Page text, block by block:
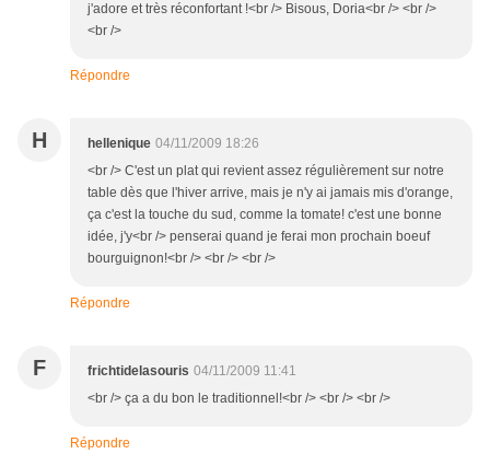
j'adore et très réconfortant !<br /> Bisous, Doria<br /> <br />
<br />
Répondre
H hellenique 04/11/2009 18:26
<br /> C'est un plat qui revient assez régulièrement sur notre
table dès que l'hiver arrive, mais je n'y ai jamais mis d'orange,
ça c'est la touche du sud, comme la tomate! c'est une bonne
idée, j'y<br /> penserai quand je ferai mon prochain boeuf
bourguignon!<br /> <br /> <br />
Répondre
F frichtidelasouris 04/11/2009 11:41
<br /> ça a du bon le traditionnel!<br /> <br /> <br />
Répondre